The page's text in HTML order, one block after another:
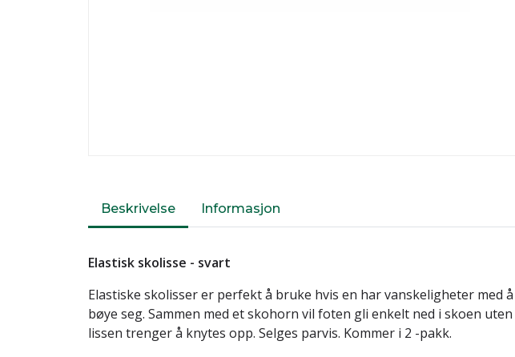
Beskrivelse Informasjon
Elastisk skolisse - svart
Elastiske skolisser er perfekt å bruke hvis en har vanskeligheter med å
bøye seg. Sammen med et skohorn vil foten gli enkelt ned i skoen
lissen trenger å knytes opp. Selges parvis. Kommer i 2 -pakk.